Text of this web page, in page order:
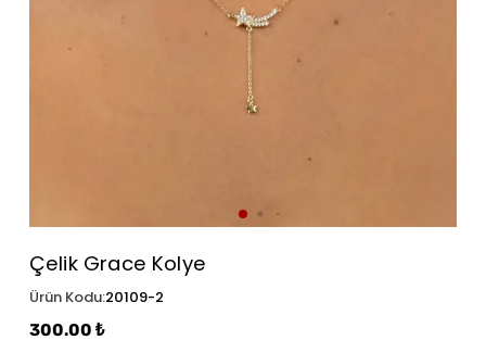
Çelik Grace Kolye
Ürün Kodu:20109-2
300.00 ₺